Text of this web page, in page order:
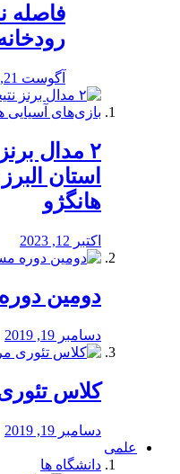
️فاصله
آگوست 21, 2019
استان
هانگژو
اکتبر 12, 2023
دومین
دسامبر 19, 2019
کلاس تئوری
دسامبر 19, 2019
علمی
دانشگاه ها